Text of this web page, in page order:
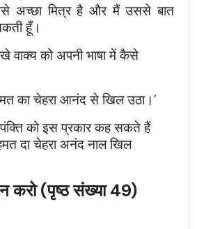
अच्छा मित्र है और मैं उससे बात
हूँ।
वाक्य को अपनी भाषा में कैसे
का चेहरा आनंद से खिल उठा।’
को इस प्रकार कह सकते हैं
दा चेहरा अनंद नाल खिल
करो (पृष्ठ संख्या 49)